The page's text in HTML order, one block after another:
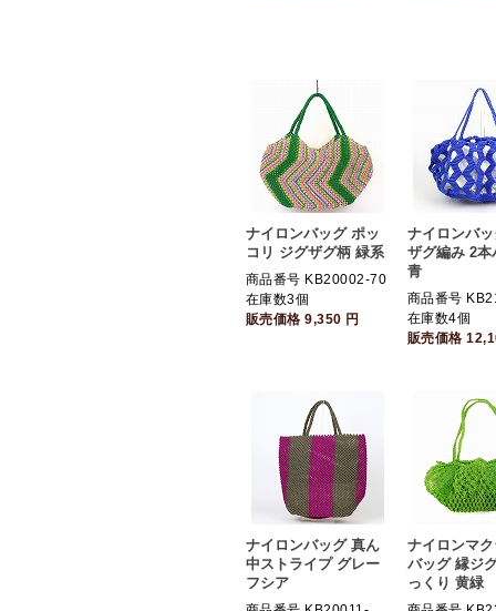
ナイロンバッグ ポッ
コリ ジグザグ柄 緑系
商品番号 KB20002-70
在庫数3個
販売価格9,350 円
ナイロンバ
ザグ編み 2本
青
商品番号
在庫数4個
販売価格
ナイロンバッグ 真ん
中ストライプ グレー
フシア
ナイロンマ
バッグ 縁ジ
っくり 黄緑